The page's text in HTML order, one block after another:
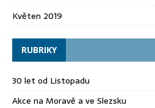
Květen 2019
RUBRIKY
30 let od Listopadu
Akce na Moravě a ve Slezsku